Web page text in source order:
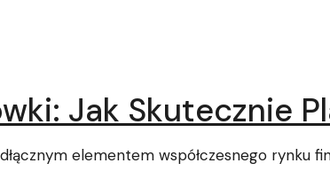
Jak Skutecznie
elementem współczesnego rynku